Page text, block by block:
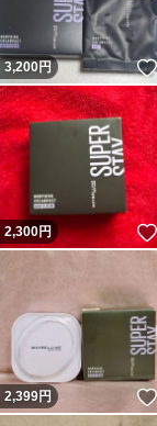
3,200円
2,300円
2,399円